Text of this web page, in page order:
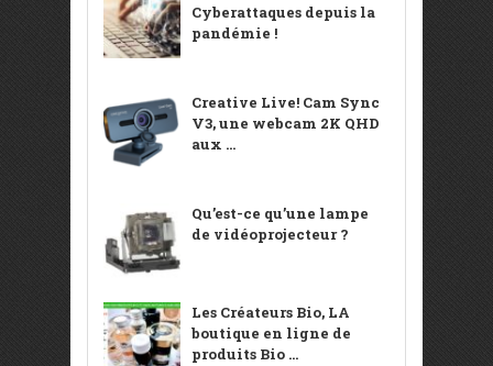
Cyberattaques depuis la
pandémie !
Creative Live! Cam Sync
V3, une webcam 2K QHD
aux ...
Qu’est-ce qu’une lampe
de vidéoprojecteur ?
Les Créateurs Bio, LA
boutique en ligne de
produits Bio ...